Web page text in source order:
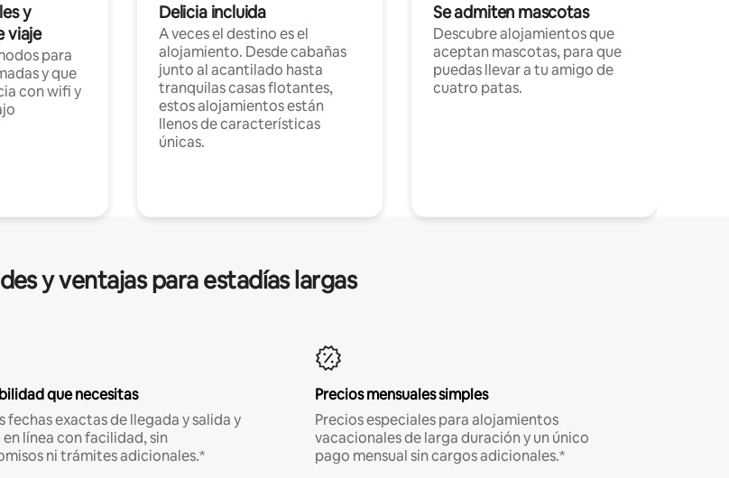
y
viaje
para
y que
con wifi y
Delicia incluida
A veces el destino es el
alojamiento. Desde cabañas
junto al acantilado hasta
tranquilas casas flotantes,
estos alojamientos están
llenos de características
únicas.
Se admiten mascotas
Descubre alojamientos que
aceptan mascotas, para que
puedas llevar a tu amigo de
cuatro patas.
y ventajas para estadías largas
que necesitas
fechas exactas de llegada y salida y
en línea con facilidad, sin
ni trámites adicionales.*
Precios mensuales simples
Precios especiales para alojamientos
vacacionales de larga duración y un único
pago mensual sin cargos adicionales.*